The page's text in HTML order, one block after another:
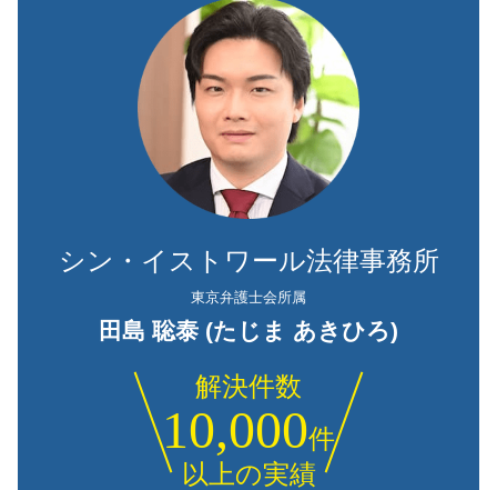
シン・イストワール法律事務所
東京弁護士会所属
田島 聡泰 (たじま あきひろ)
解決件数
10,000件
以上の実績